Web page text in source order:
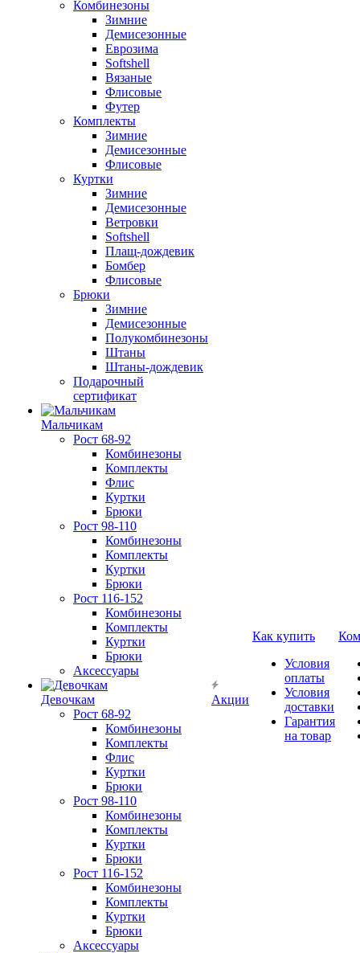
Комбинезоны
Зимние
Демисезонные
Еврозима
Softshell
Вязаные
Флисовые
Футер
Комплекты
Зимние
Демисезонные
Флисовые
Куртки
Зимние
Демисезонные
Ветровки
Softshell
Плащ-дождевик
Бомбер
Флисовые
Брюки
Зимние
Демисезонные
Полукомбинезоны
Штаны
Штаны-дождевик
Подарочный
сертификат
Мальчикам
Рост 68-92
Комбинезоны
Комплекты
Флис
Куртки
Брюки
Рост 98-110
Комбинезоны
Комплекты
Куртки
Брюки
Рост 116-152
Комбинезоны
Комплекты
Куртки
Брюки
Аксессуары
Девочкам
Рост 68-92
Комбинезоны
Комплекты
Флис
Куртки
Брюки
Рост 98-110
Комбинезоны
Комплекты
Куртки
Брюки
Рост 116-152
Комбинезоны
Комплекты
Куртки
Брюки
Аксессуары
Акции
Как купить
Условия
оплаты
Условия
доставки
Гарантия
на товар